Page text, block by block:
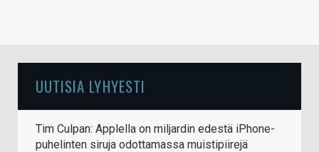
UUTISIA LYHYESTI
Tim Culpan: Applella on miljardin edestä iPhone-
puhelinten siruja odottamassa muistipiirejä